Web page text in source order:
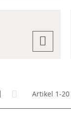
Anzeigen
als
Kachelansicht
Artikel 1-20